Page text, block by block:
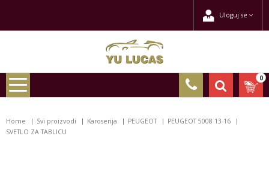
Uloguj se
0
Home Svi proizvodi Karoserija PEUGEOT
PEUGEOT 5008 13-16
SVETLO ZA TABLICU